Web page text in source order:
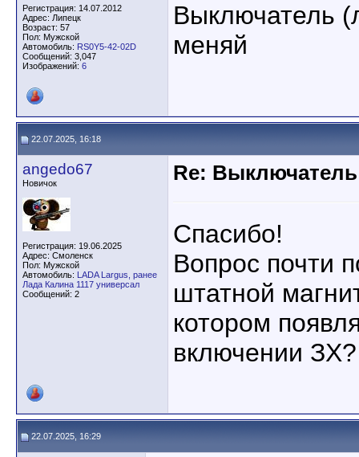
Регистрация: 14.07.2012
Адрес: Липецк
Возраст: 57
Пол: Мужской
Автомобиль: RS0Y5-42-02D
Сообщений: 3,047
Изображений: 6
Выключатель
меняй
22.07.2025, 16:18
angedo67
Новичок
Регистрация: 19.06.2025
Адрес: Смоленск
Пол: Мужской
Автомобиль: LADA Largus, ранее
Лада Калина 1117 универсал
Сообщений: 2
Re:
Спасибо!
Вопрос почти
штатной
котором
включении ЗХ?
22.07.2025, 16:29